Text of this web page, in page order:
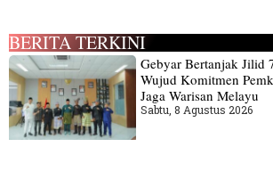
BERITA TERKINI
Gebyar Bertanjak Jilid
Wujud Komitmen
Jaga Warisan Melayu
Sabtu, 8 Agustus 2026